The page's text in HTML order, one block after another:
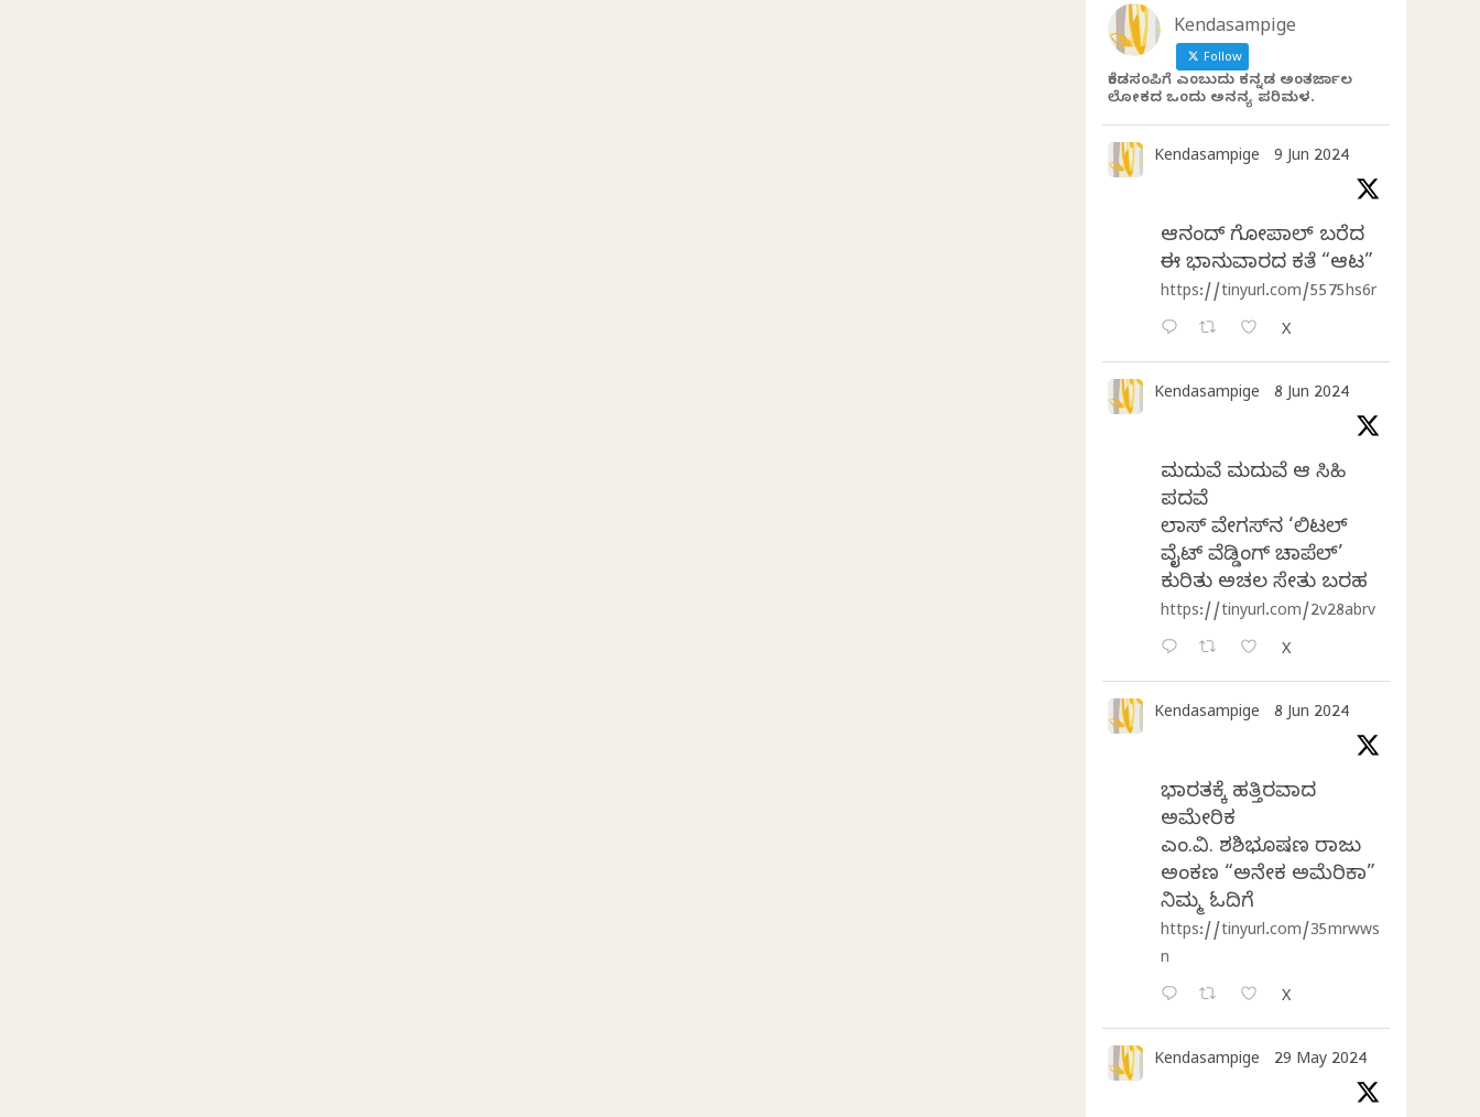
Kendasampige
Follow
ಕೆಂಡಸಂಪಿಗೆ ಎಂಬುದು ಕನ್ನಡ ಅಂತರ್ಜಾಲ
ಲೋಕದ ಒಂದು ಅನನ್ಯ ಪರಿಮಳ.
Kendasampige 9 Jun 2024
ಆನಂದ್‌ ಗೋಪಾಲ್‌ ಬರೆದ
ಈ ಭಾನುವಾರದ ಕತೆ “ಆಟ”
https://tinyurl.com/5575hs6r
X
Kendasampige 8 Jun 2024
ಮದುವೆ ಮದುವೆ ಆ ಸಿಹಿ
ಪದವೆ
ಲಾಸ್‌ ವೇಗಸ್‌ನ ‘ಲಿಟಲ್
ವೈಟ್ ವೆಡ್ಡಿಂಗ್ ಚಾಪೆಲ್’
ಕುರಿತು ಅಚಲ ಸೇತು ಬರಹ
https://tinyurl.com/2v28abrv
X
Kendasampige 8 Jun 2024
ಭಾರತಕ್ಕೆ ಹತ್ತಿರವಾದ
ಅಮೇರಿಕ
ಎಂ.ವಿ. ಶಶಿಭೂಷಣ ರಾಜು
ಅಂಕಣ “ಅನೇಕ ಅಮೆರಿಕಾ”
ನಿಮ್ಮ ಓದಿಗೆ
https://tinyurl.com/35mrwws
n
X
Kendasampige 29 May 2024